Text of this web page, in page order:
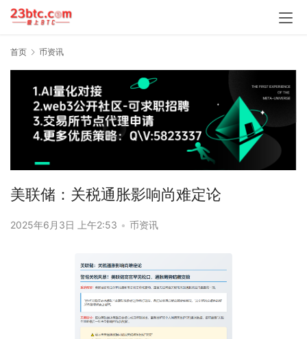
首页 币资讯
美联储：关税通胀影响尚难定论
2025年6月3日 上午2:53 • 币资讯